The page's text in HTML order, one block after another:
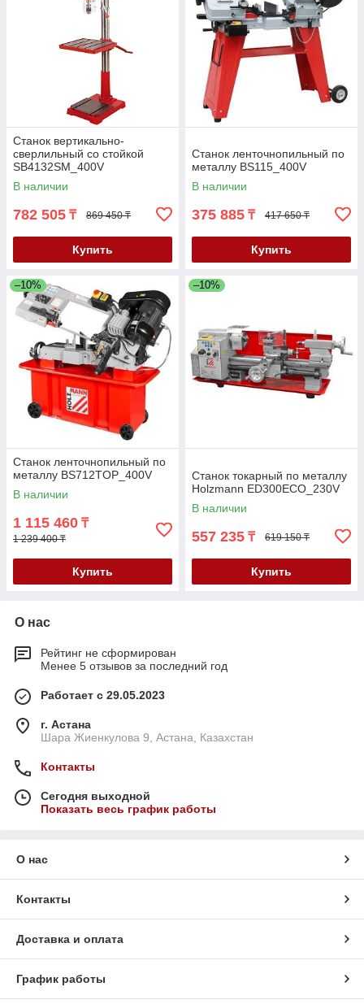
Станок вертикально-
сверлильный со стойкой
SB4132SM_400V
В наличии
782 505 ₸ 869 450 ₸
Купить
Станок ленточнопильный по
металлу BS115_400V
В наличии
375 885 ₸ 417 650 ₸
Купить
–10%
Станок ленточнопильный по
металлу BS712TOP_400V
В наличии
1 115 460 ₸
1 239 400 ₸
Купить
–10%
Станок токарный по металлу
Holzmann ED300ECO_230V
В наличии
557 235 ₸ 619 150 ₸
Купить
О нас
Рейтинг не сформирован
Менее 5 отзывов за последний год
Работает с 29.05.2023
г. Астана
Шара Жиенкулова 9, Астана, Казахстан
Контакты
Сегодня выходной
Показать весь график работы
О нас
Контакты
Доставка и оплата
График работы